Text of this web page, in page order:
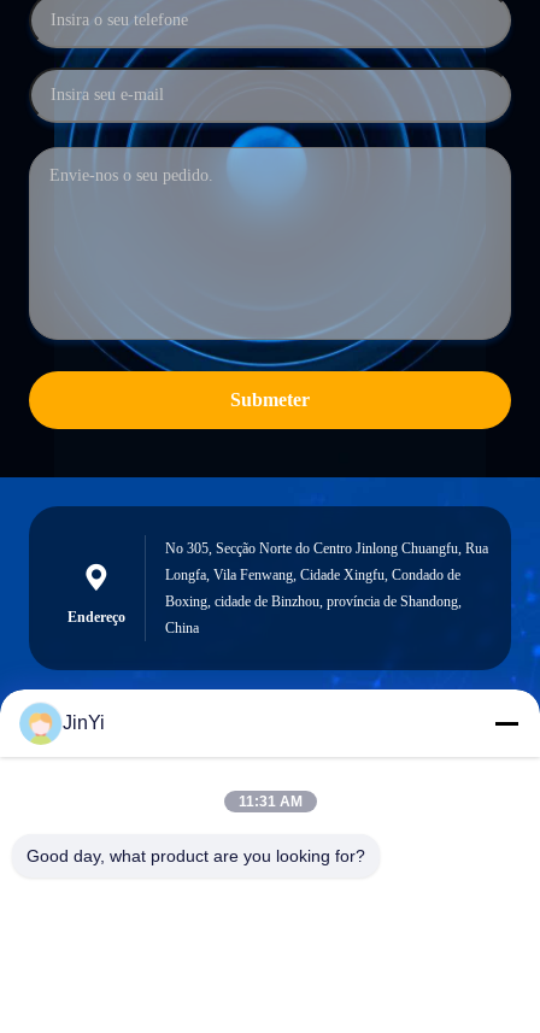
Submeter
Endereço
No 305, Secção Norte do Centro Jinlong Chuangfu, Rua
Longfa, Vila Fenwang, Cidade Xingfu, Condado de
Boxing, cidade de Binzhou, província de Shandong,
China
chenshasha1867@gmail.com
JinYi
11:31 AM
Good day, what product are you looking for?